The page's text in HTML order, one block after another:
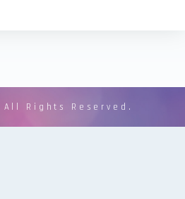
All Rights Reserved.